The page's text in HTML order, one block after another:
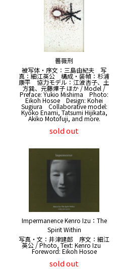
薔薇刑
被写体・序文：三島由紀夫 写
真：細江英公 構成・装幀：杉浦
康平 協力モデル：江波杏子、土
方巽、元藤燁子 ほか / Model /
Preface: Yukio Mishima Photo:
Eikoh Hosoe Design: Kohei
Sugiura Collaborative model:
Kyoko Enami, Tatsumi Hijikata,
Akiko Motofuji, and more.
sold out
Impermanence Kenro Izu：The
Spirit Within
写真・文：井津建郎 序文：細江
英公 / Photo, Text: Kenro Izu
Foreword: Eikoh Hosoe
sold out